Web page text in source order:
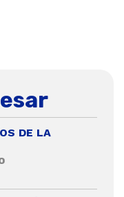
DE LA